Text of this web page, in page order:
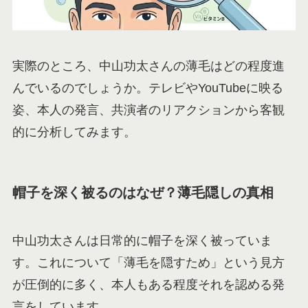
実際のところ、中山功太さんの薄毛はどの程度進
んでいるのでしょうか。テレビやYouTubeに映る
姿、本人の発言、共演者のリアクションから客観
的に分析してみます。
帽子を深く被るのはなぜ？薄毛隠しの真相
中山功太さんは日常的に帽子を深く被っていま
す。これについて「薄毛を隠すため」という見方
が圧倒的に多く、本人もある程度それを認める発